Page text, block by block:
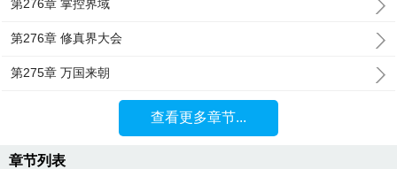
第276章 掌控界域
第276章 修真界大会
第275章 万国来朝
查看更多章节...
章节列表